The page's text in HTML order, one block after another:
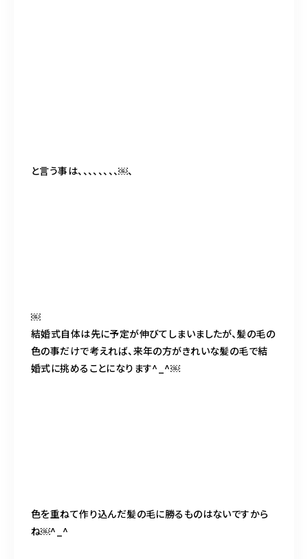
と言う事は、、、、、、、、￼、
￼
結婚式自体は先に予定が伸びてしまいましたが、髪の毛の
色の事だけで考えれば、来年の方がきれいな髪の毛で結
婚式に挑めることになります^_^￼
色を重ねて作り込んだ髪の毛に勝るものはないですから
ね￼^_^